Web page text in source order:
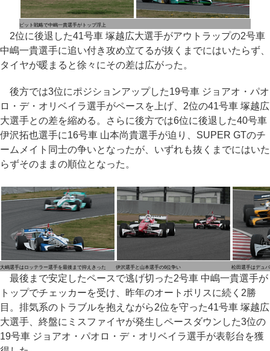
ピット戦略で中嶋一貴選手がトップ浮上
2位に後退した41号車 塚越広大選手がアウトラップの2号車
中嶋一貴選手に追い付き攻め立てるが抜くまでにはいたらず、
タイヤが暖まると徐々にその差は広がった。
後方では3位にポジションアップした19号車 ジョアオ・パオ
ロ・デ・オリベイラ選手がペースを上げ、2位の41号車 塚越広
大選手との差を縮める。さらに後方では6位に後退した40号車
伊沢拓也選手に16号車 山本尚貴選手が迫り、SUPER GTのチ
ームメイト同士の争いとなったが、いずれも抜くまでにはいた
らずそのままの順位となった。
大嶋選手はロッテラー選手を最後まで抑えきった 伊沢選手と山本選手の6位争い 松田選手はデュ
最後まで安定したペースで逃げ切った2号車 中嶋一貴選手が
トップでチェッカーを受け、昨年のオートポリスに続く2勝
目。排気系のトラブルを抱えながら2位を守った41号車 塚越広
大選手、終盤にミスファイヤが発生しペースダウンした3位の
19号車 ジョアオ・パオロ・デ・オリベイラ選手が表彰台を獲